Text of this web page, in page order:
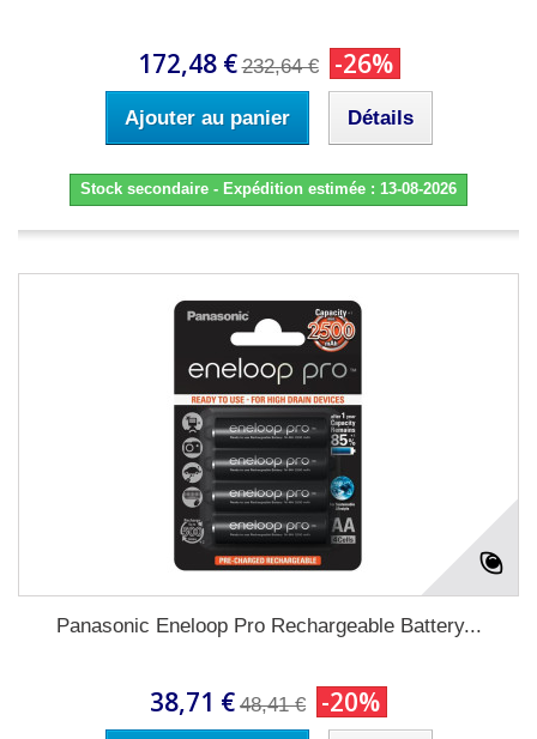
172,48 € 232,64 € -26%
Ajouter au panier Détails
Stock secondaire - Expédition estimée : 13-08-2026
Panasonic Eneloop Pro Rechargeable Battery...
38,71 € 48,41 € -20%